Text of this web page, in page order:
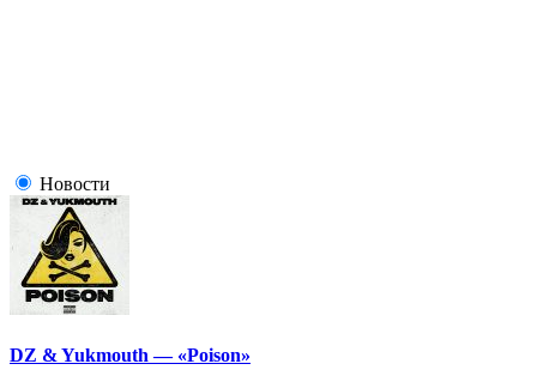
Новости
DZ & Yukmouth — «Poison»